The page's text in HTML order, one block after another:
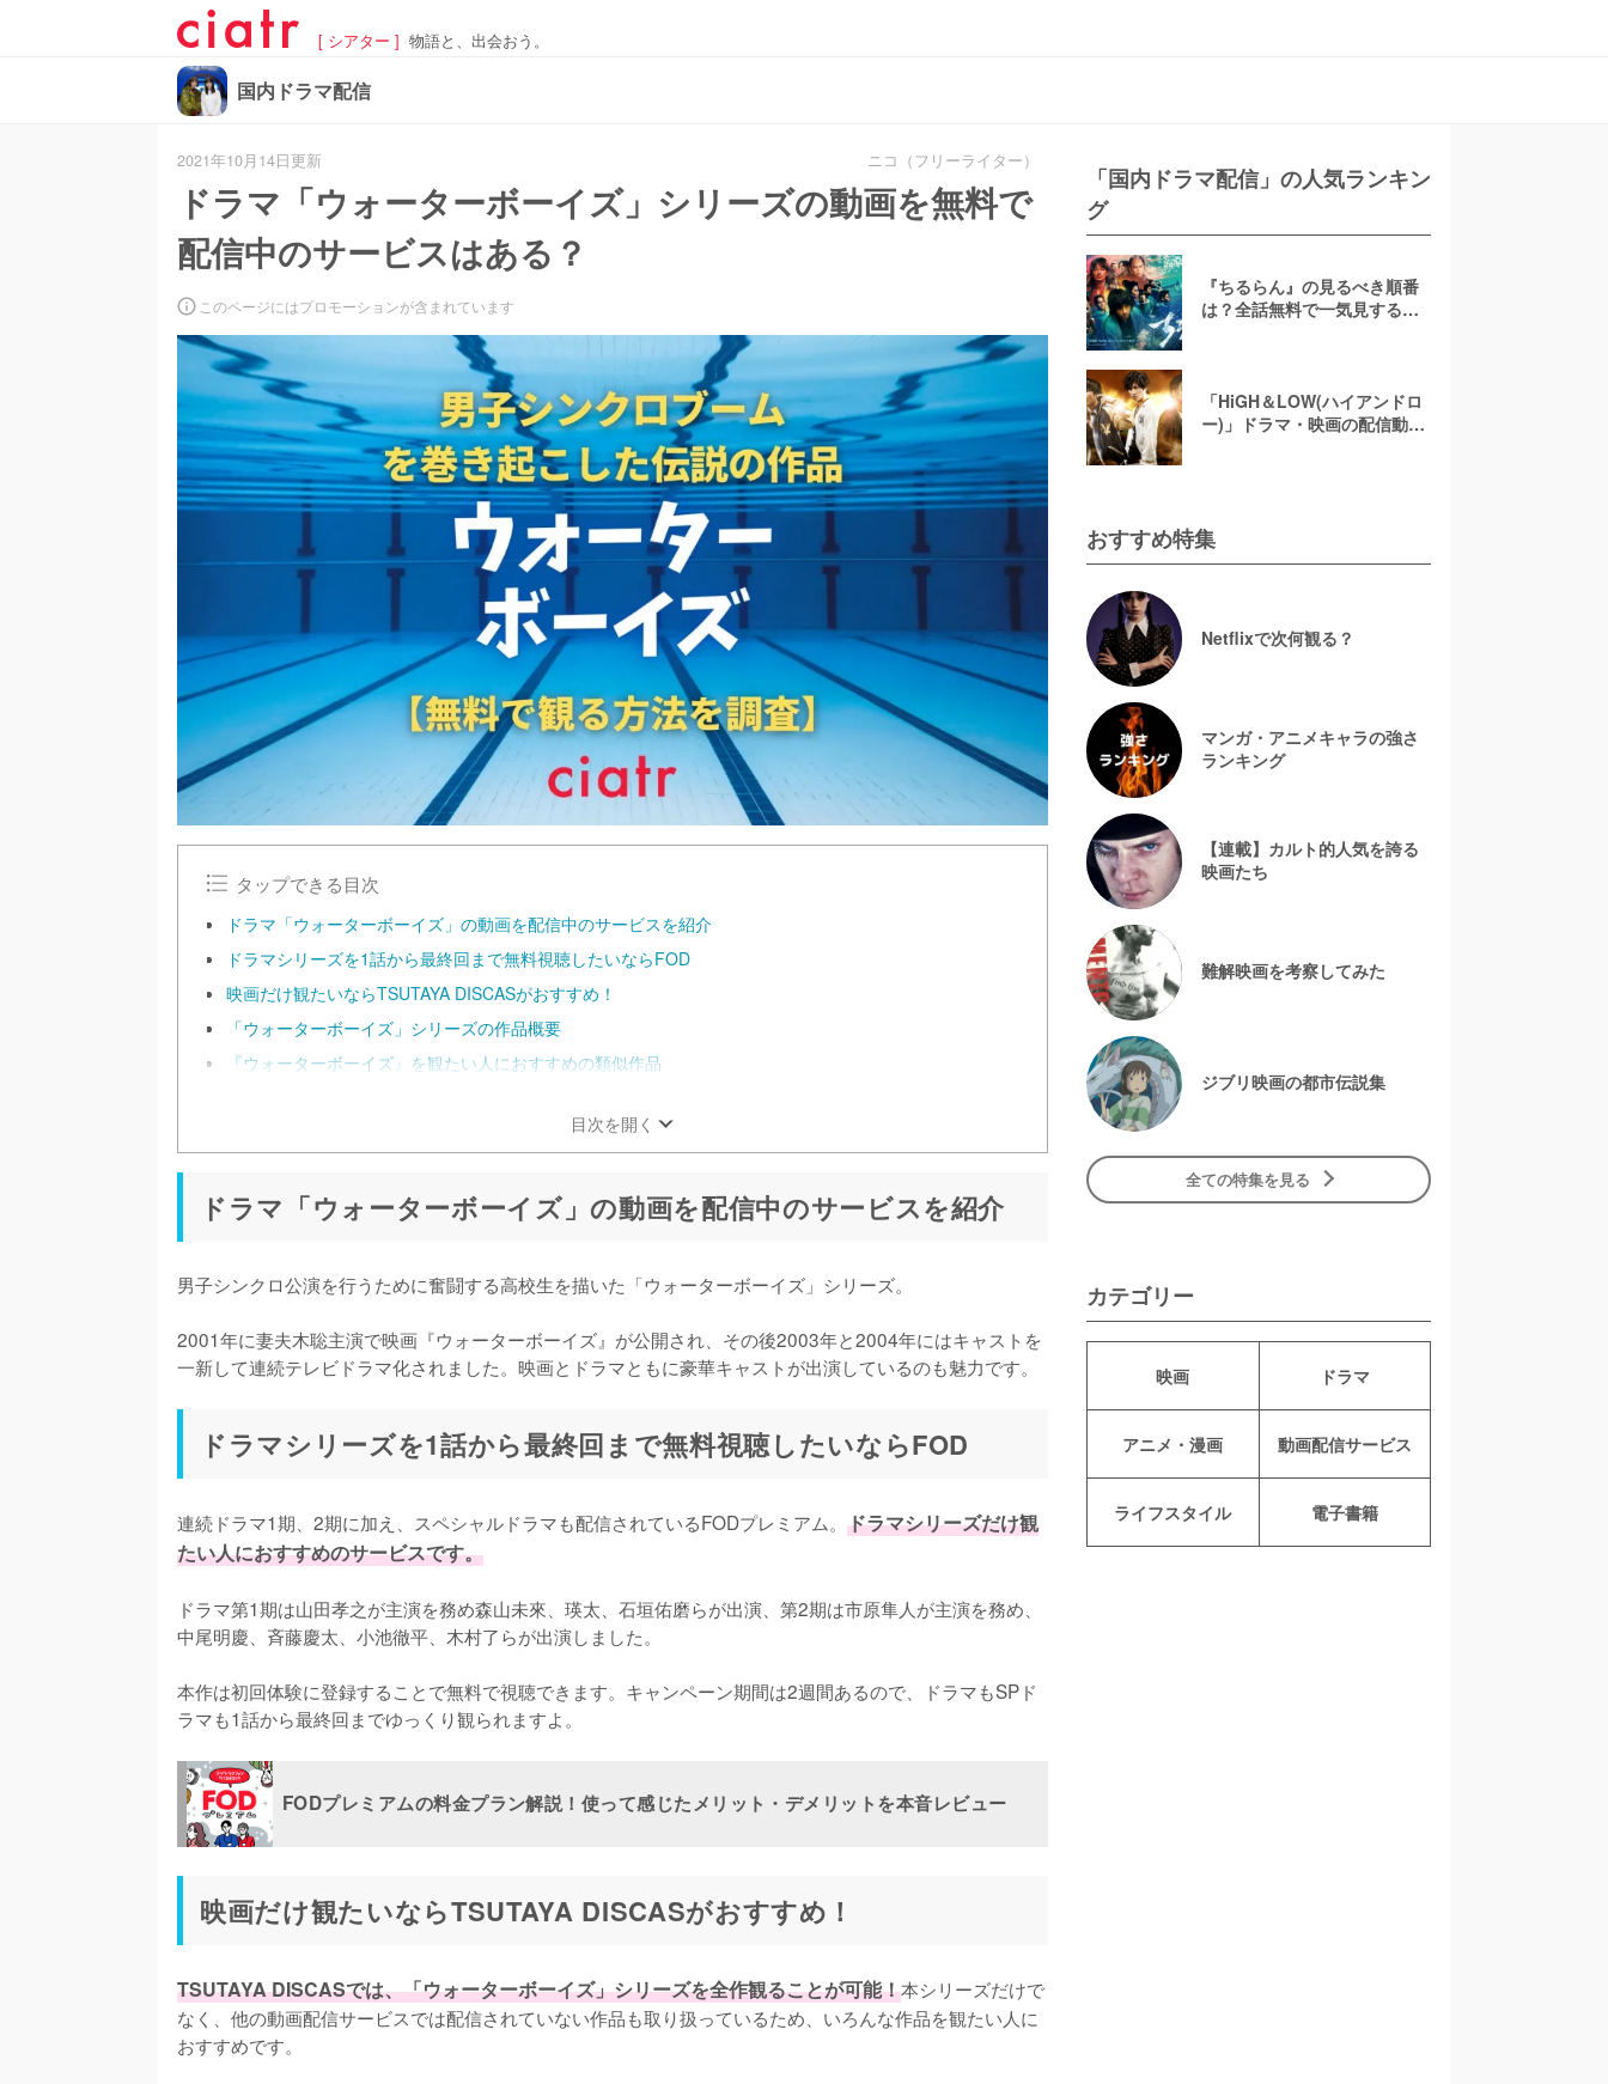
[ シアター ] 物語と、出会おう。
国内ドラマ配信
2021年10月14日更新 ニコ（フリーライター）
ドラマ「ウォーターボーイズ」シリーズの動画を無料で
配信中のサービスはある？
このページにはプロモーションが含まれています
タップできる目次
ドラマ「ウォーターボーイズ」の動画を配信中のサービスを紹介
ドラマシリーズを1話から最終回まで無料視聴したいならFOD
映画だけ観たいならTSUTAYA DISCASがおすすめ！
「ウォーターボーイズ」シリーズの作品概要
『ウォーターボーイズ』を観たい人におすすめの類似作品
目次を開く
ドラマ「ウォーターボーイズ」の動画を配信中のサービスを紹介
男子シンクロ公演を行うために奮闘する高校生を描いた「ウォーターボーイズ」シリーズ。
2001年に妻夫木聡主演で映画『ウォーターボーイズ』が公開され、その後2003年と2004年にはキャストを
一新して連続テレビドラマ化されました。映画とドラマともに豪華キャストが出演しているのも魅力です。
ドラマシリーズを1話から最終回まで無料視聴したいならFOD
連続ドラマ1期、2期に加え、スペシャルドラマも配信されているFODプレミアム。 ドラマシリーズだけ観
たい人におすすめのサービスです。
ドラマ第1期は山田孝之が主演を務め森山未來、瑛太、石垣佑磨らが出演、第2期は市原隼人が主演を務め、
中尾明慶、斉藤慶太、小池徹平、木村了らが出演しました。
本作は初回体験に登録することで無料で視聴できます。キャンペーン期間は2週間あるので、ドラマもSPド
ラマも1話から最終回までゆっくり観られますよ。
FODプレミアムの料金プラン解説！使って感じたメリット・デメリットを本音レビュー
映画だけ観たいならTSUTAYA DISCASがおすすめ！
TSUTAYA DISCASでは、「ウォーターボーイズ」シリーズを全作観ることが可能！本シリーズだけで
なく、他の動画配信サービスでは配信されていない作品も取り扱っているため、いろんな作品を観たい人に
おすすめです。
「国内ドラマ配信」の人気ランキン
グ
『ちるらん』の見るべき順番
は？全話無料で一気見する方
「HiGH＆LOW(ハイアンドロ
ー)」ドラマ・映画の配信動画
おすすめ特集
Netflixで次何観る？
マンガ・アニメキャラの強さ
ランキング
【連載】カルト的人気を誇る
映画たち
難解映画を考察してみた
ジブリ映画の都市伝説集
全ての特集を見る
カテゴリー
映画 ドラマ
アニメ・漫画 動画配信サービス
ライフスタイル 電子書籍